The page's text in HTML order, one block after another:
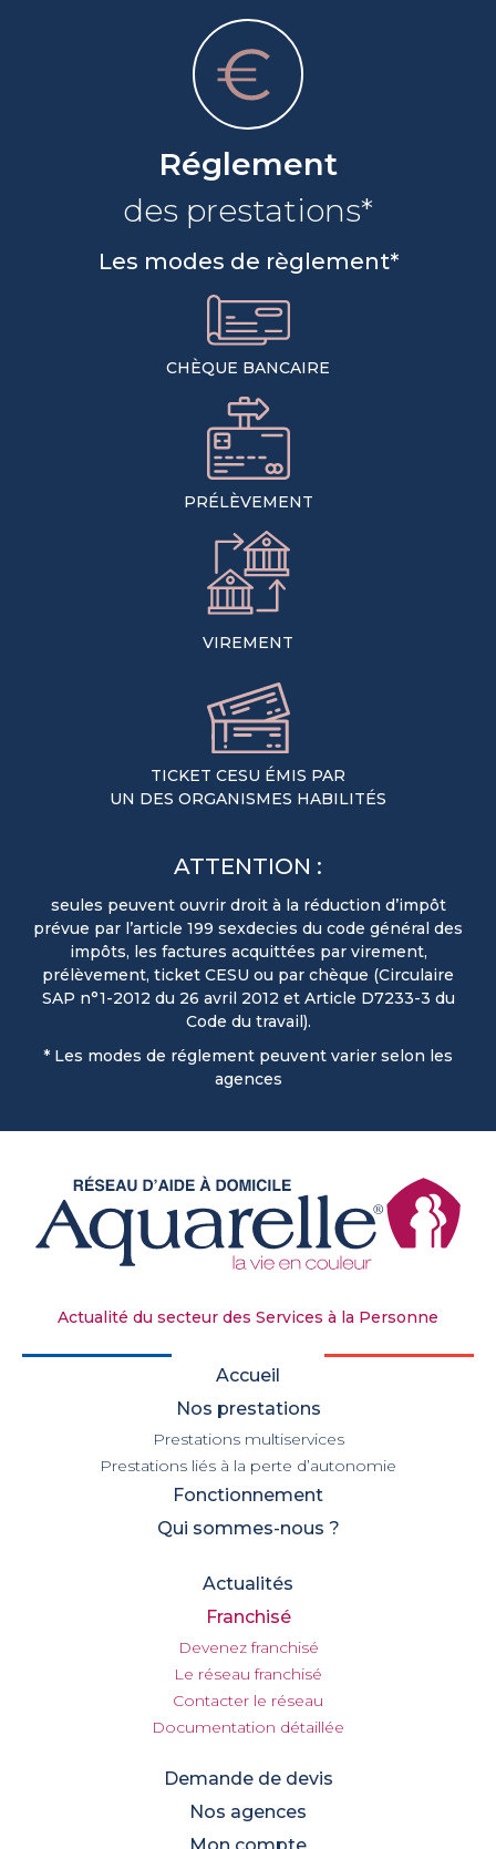
Réglement
des prestations*
Les modes de règlement*
CHÈQUE BANCAIRE
PRÉLÈVEMENT
VIREMENT
TICKET CESU ÉMIS PAR
UN DES ORGANISMES HABILITÉS
ATTENTION :
seules peuvent ouvrir droit à la réduction d’impôt
prévue par l’article 199 sexdecies du code général des
impôts, les factures acquittées par virement,
prélèvement, ticket CESU ou par chèque (Circulaire
SAP n°1-2012 du 26 avril 2012 et Article D7233-3 du
Code du travail).
* Les modes de réglement peuvent varier selon les
agences
Actualité du secteur des Services à la Personne
Accueil
Nos prestations
Prestations multiservices
Prestations liés à la perte d’autonomie
Fonctionnement
Qui sommes-nous ?
Actualités
Franchisé
Devenez franchisé
Le réseau franchisé
Contacter le réseau
Documentation détaillée
Demande de devis
Nos agences
Mon compte